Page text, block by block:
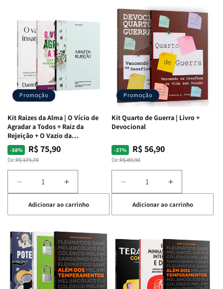
Promoção
Kit Raizes da Alma | O Vício de
Agradar a Todos + Raiz da
Rejeição + O Vazio da
Insatisfação.
-58%
Preço
normal
De:R$ 179,70
Preço
promocional
R$ 75,90
Diminuir
a
quantidade
de
Raizes
da
Alma
|
O
Aumentar
a
quantidade
de
Raizes
da
Alma
|
O
Adicionar ao carrinho
Promoção
Kit Quarto de Guerra | Livro +
Devocional
-37%
Preço
normal
De:R$ 89,90
Preço
promocional
R$ 56,90
Diminuir
a
quantidade
de
Quarto
de
Guerra
Livro
Aumentar
a
quantidade
de
Quarto
de
Guerra
|
Livro
Adicionar ao carrinho